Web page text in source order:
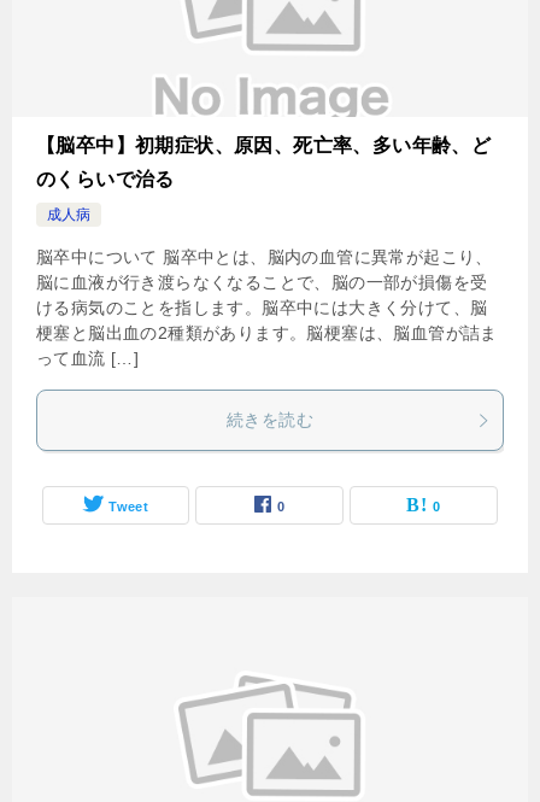
【脳卒中】初期症状、原因、死亡率、多い年齢、ど
のくらいで治る
成人病
脳卒中について 脳卒中とは、脳内の血管に異常が起こり、
脳に血液が行き渡らなくなることで、脳の一部が損傷を受
ける病気のことを指します。脳卒中には大きく分けて、脳
梗塞と脳出血の2種類があります。脳梗塞は、脳血管が詰ま
って血流 […]
続きを読む
Tweet 0 0